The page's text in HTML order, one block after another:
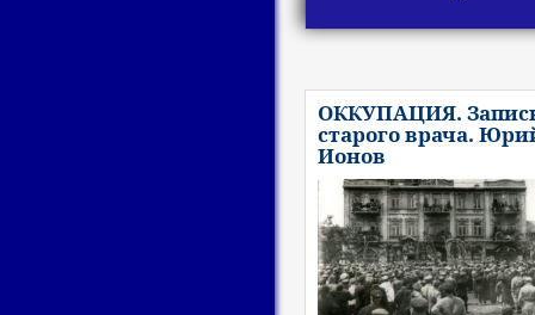
ОККУПАЦИЯ.
старого врача.
Ионов